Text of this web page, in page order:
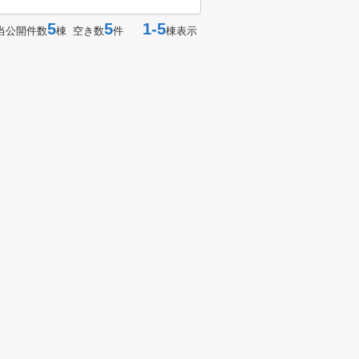
公開件数5棟 空き数5件 1-5棟表示